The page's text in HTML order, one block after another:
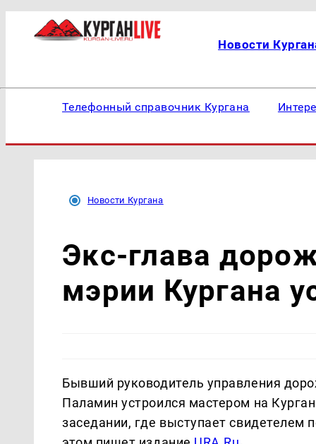
Новости
Телефонный справочник Кургана
Новости Кургана
Экс-глава
мэрии Кургана
Бывший руководитель управления
Паламин устроился мастером на
заседании, где выступает свидетелем